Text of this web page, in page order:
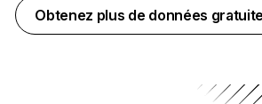
Obtenez plus de données